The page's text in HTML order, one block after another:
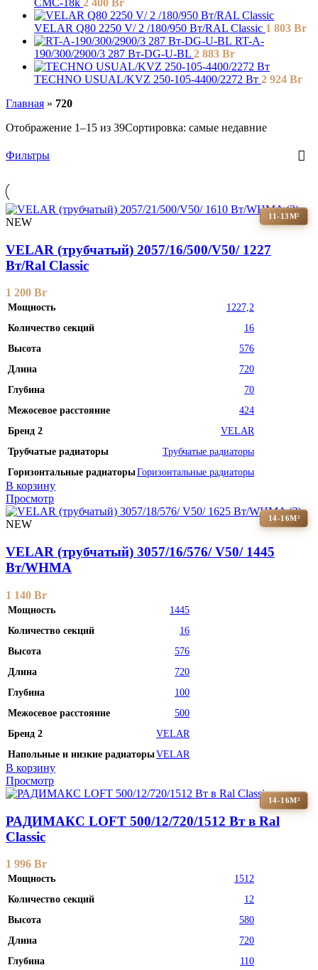
CMС-18k 2 400 Br
VELAR Q80 2250 V/ 2 /180/950 Вт/RAL Classic 1 803 Br
RT-A-
190/300/2900/3 287 Вт-DG-U-BL 2 883 Br
TECHNO USUAL/KVZ 250-105-4400/2272 Вт 2 924 Br
Главная » 720
Отображение 1–15 из 39Сортировка: самые недавние
Фильтры
11-13М²
NEW
VELAR (трубчатый) 2057/16/500/V50/ 1227
Bт/Ral Classic
1 200 Br
Мощность
1227,2
Количество секций
16
Высота
576
Длина
720
Глубина
70
Межосевое расстояние
424
Бренд 2
VELAR
Трубчатые радиаторы
Трубчатые радиаторы
Горизонтальные радиаторыГоризонтальные радиаторы
В корзину
Просмотр
14-16М²
NEW
VELAR (трубчатый) 3057/16/576/ V50/ 1445
Bт/WHMA
1 140 Br
Мощность
1445
Количество секций
16
Высота
576
Длина
720
Глубина
100
Межосевое расстояние
500
Бренд 2
VELAR
Напольные и низкие радиаторыVELAR
В корзину
Просмотр
14-16М²
РАДИМАКС LOFT 500/12/720/1512 Вт в Ral
Classic
1 996 Br
Мощность
1512
Количество секций
12
Высота
580
Длина
720
Глубина
110